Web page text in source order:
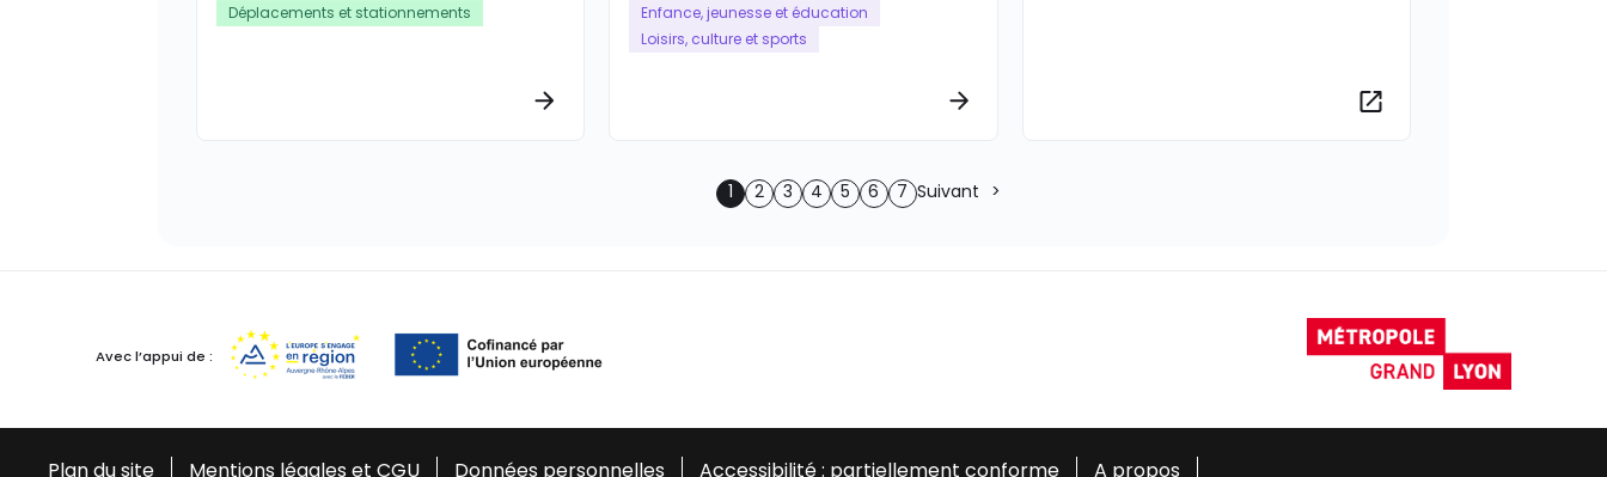
Déplacements et stationnements
Enfance, jeunesse et éducation
Loisirs, culture et sports
1 2 3 4 5 6 7 Suivant
Avec l’appui de :
Plan du site Mentions légales et CGU Données personnelles Accessibilité : partiellement conforme A propos